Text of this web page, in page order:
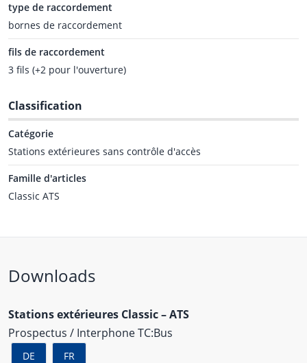
type de raccordement
bornes de raccordement
fils de raccordement
3 fils (+2 pour l'ouverture)
Classification
Catégorie
Stations extérieures sans contrôle d'accès
Famille d'articles
Classic ATS
Downloads
Stations extérieures Classic – ATS
Prospectus / Interphone TC:Bus
DE FR